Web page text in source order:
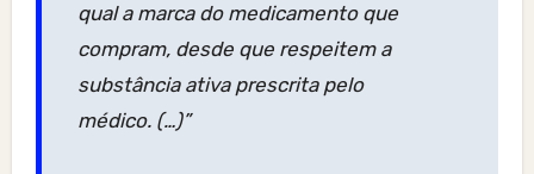
qual a marca do medicamento que
compram, desde que respeitem a
substância ativa prescrita pelo
médico. (…)”